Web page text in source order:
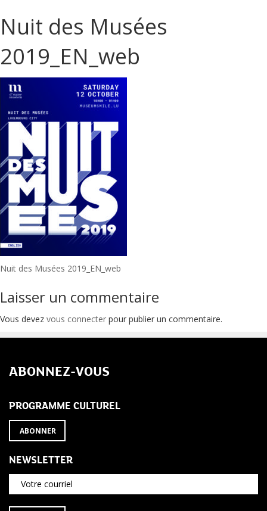
Nuit des Musées
2019_EN_web
Navigation
de
l’article
Nuit des Musées 2019_EN_web
Laisser un commentaire
Vous devez vous connecter pour publier un commentaire.
ABONNEZ-VOUS
PROGRAMME CULTUREL
ABONNER
NEWSLETTER
Votre courriel